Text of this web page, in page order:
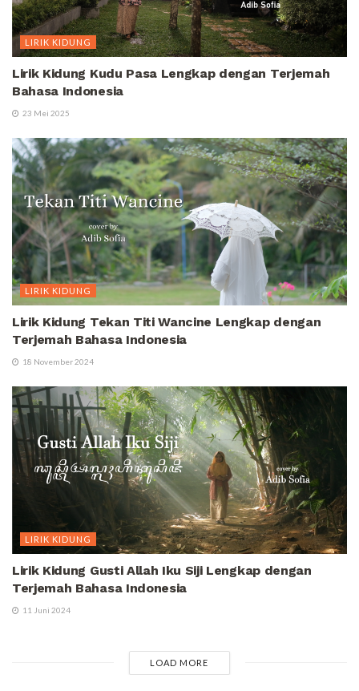
LIRIK KIDUNG
Lirik Kidung Kudu Pasa Lengkap dengan Terjemah
Bahasa Indonesia
23 Mei 2025
LIRIK KIDUNG
Lirik Kidung Tekan Titi Wancine Lengkap dengan
Terjemah Bahasa Indonesia
18 November 2024
LIRIK KIDUNG
Lirik Kidung Gusti Allah Iku Siji Lengkap dengan
Terjemah Bahasa Indonesia
11 Juni 2024
LOAD MORE